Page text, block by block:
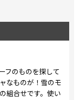
フのものを探して
なものが！雪のモ
組合せです。使い